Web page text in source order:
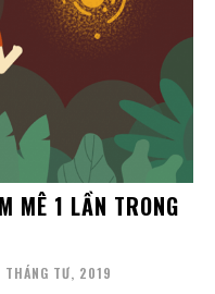
MÊ 1 LẦN TRONG
THÁNG TƯ, 2019